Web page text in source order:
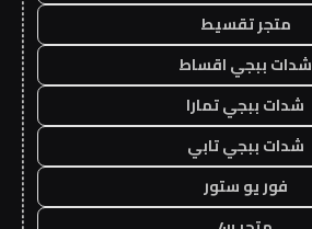
متجر تقسيط
شدات ببجي اقساط
شدات ببجي تمارا
شدات ببجي تابي
فور يو ستور